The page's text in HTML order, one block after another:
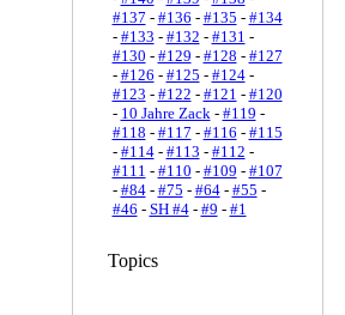
#137 - #136 - #135 - #134
- #133 - #132 - #131 -
#130 - #129 - #128 - #127
- #126 - #125 - #124-
#123 - #122 - #121 - #120
- 10 Jahre Zack- #119 -
#118 - #117 - #116 - #115
- #114- #113 - #112 -
#111 - #110 - #109 - #107
- #84- #75 - #64- #55 -
#46 - SH #4- #9 - #1
Topics